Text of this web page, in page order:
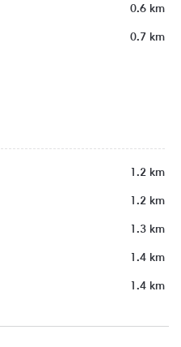
0.6 km
0.7 km
1.2 km
1.2 km
1.3 km
1.4 km
1.4 km